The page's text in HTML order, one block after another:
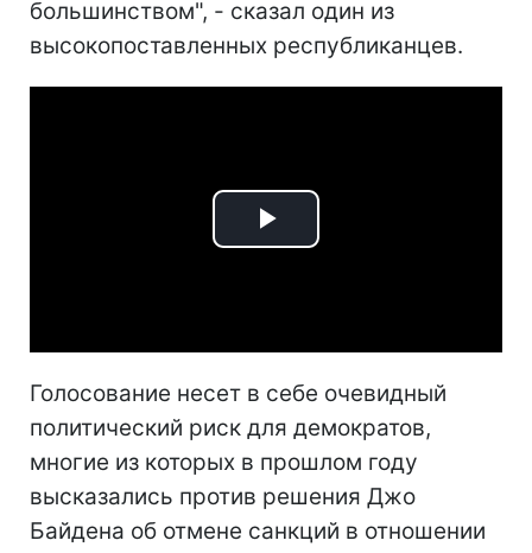
большинством", - сказал один из
высокопоставленных республиканцев.
Play
Голосование несет в себе очевидный
политический риск для демократов,
многие из которых в прошлом году
высказались против решения Джо
Байдена об отмене санкций в отношении